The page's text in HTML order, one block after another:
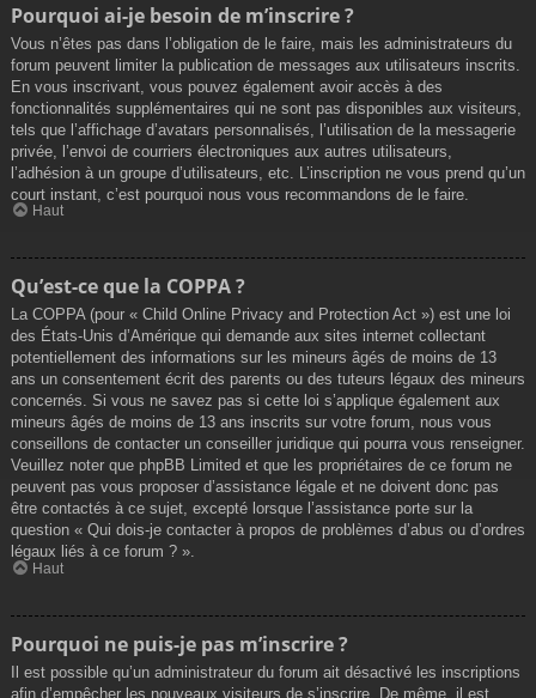
Pourquoi ai-je besoin de m’inscrire ?
Vous n’êtes pas dans l’obligation de le faire, mais les administrateurs du
forum peuvent limiter la publication de messages aux utilisateurs inscrits.
En vous inscrivant, vous pouvez également avoir accès à des
fonctionnalités supplémentaires qui ne sont pas disponibles aux visiteurs,
tels que l’affichage d’avatars personnalisés, l’utilisation de la messagerie
privée, l’envoi de courriers électroniques aux autres utilisateurs,
l’adhésion à un groupe d’utilisateurs, etc. L’inscription ne vous prend qu’un
court instant, c’est pourquoi nous vous recommandons de le faire.
Haut
Qu’est-ce que la COPPA ?
La COPPA (pour « Child Online Privacy and Protection Act ») est une loi
des États-Unis d’Amérique qui demande aux sites internet collectant
potentiellement des informations sur les mineurs âgés de moins de 13
ans un consentement écrit des parents ou des tuteurs légaux des mineurs
concernés. Si vous ne savez pas si cette loi s’applique également aux
mineurs âgés de moins de 13 ans inscrits sur votre forum, nous vous
conseillons de contacter un conseiller juridique qui pourra vous renseigner.
Veuillez noter que phpBB Limited et que les propriétaires de ce forum ne
peuvent pas vous proposer d’assistance légale et ne doivent donc pas
être contactés à ce sujet, excepté lorsque l’assistance porte sur la
question « Qui dois-je contacter à propos de problèmes d’abus ou d’ordres
légaux liés à ce forum ? ».
Haut
Pourquoi ne puis-je pas m’inscrire ?
Il est possible qu’un administrateur du forum ait désactivé les inscriptions
afin d’empêcher les nouveaux visiteurs de s’inscrire. De même, il est